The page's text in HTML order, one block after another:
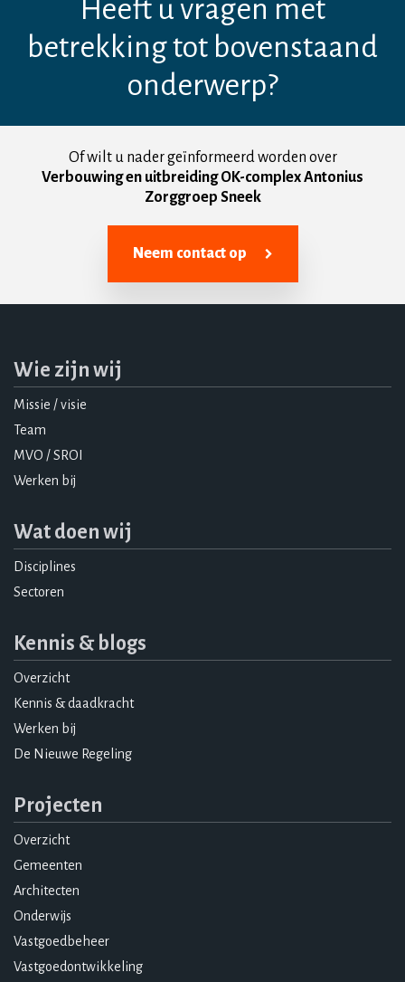
Heeft u vragen met
betrekking tot bovenstaand
onderwerp?
Of wilt u nader geïnformeerd worden over
Verbouwing en uitbreiding OK-complex Antonius
Zorggroep Sneek
Neem contact op
Wie zijn wij
Missie / visie
Team
MVO / SROI
Werken bij
Wat doen wij
Disciplines
Sectoren
Kennis & blogs
Overzicht
Kennis & daadkracht
Werken bij
De Nieuwe Regeling
Projecten
Overzicht
Gemeenten
Architecten
Onderwijs
Vastgoedbeheer
Vastgoedontwikkeling